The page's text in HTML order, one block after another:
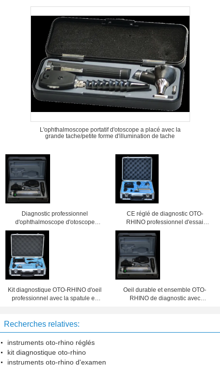
L'ophthalmoscope portatif d'otoscope a placé avec la
grande tache/petite forme d'illumination de tache
Diagnostic professionnel
d'ophthalmoscope d'otoscope
réglé pour l'étudiant en médecine
CE réglé de diagnostic OTO-
RHINO professionnel d'essai
approuvé pour l'examen patient
Kit diagnostique OTO-RHINO d'oeil
professionnel avec la spatule en
Oeil durable et ensemble OTO-
RHINO de diagnostic avec
Recherches relatives:
instruments oto-rhino réglés
kit diagnostique oto-rhino
instruments oto-rhino d'examen